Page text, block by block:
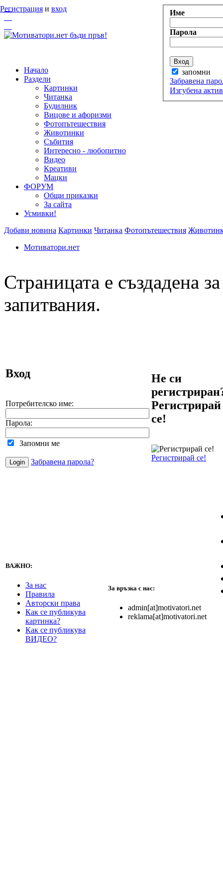
Регистрация и вход Име
Парола
запомни
Забравена
Изгубена
Начало
Раздели
Картинки
Читанка
Будилник
Вицове и афоризми
Фотопътешествия
Животинки
Събития
Интересно - любопитно
Видео
Креативи
Мацки
ФОРУМ
Общи приказки
За сайта
Усмивки!
Добави новина Картинки Читанка Фотопътешествия
Мотиватори.нет
Страницата е създадена
запитвания.
Вход
Потребителско име:
Парола:
Запомни ме
Забравена парола?
Не си
Регистрирай
се!
Регистрирай се!
ВАЖНО:
За нас
Правила
Авторски права
Как се публикува
картинка?
Как се публикува
ВИДЕО?
За връзка с нас:
admin[at]motivatori.net
reklama[at]motivatori.net